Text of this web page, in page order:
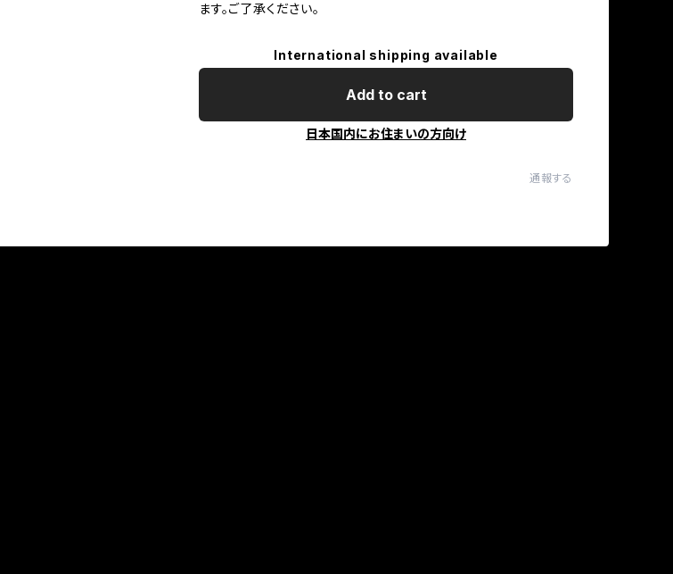
ます。ご了承ください。
International shipping available
Add to cart
日本国内にお住まいの方向け
通報する